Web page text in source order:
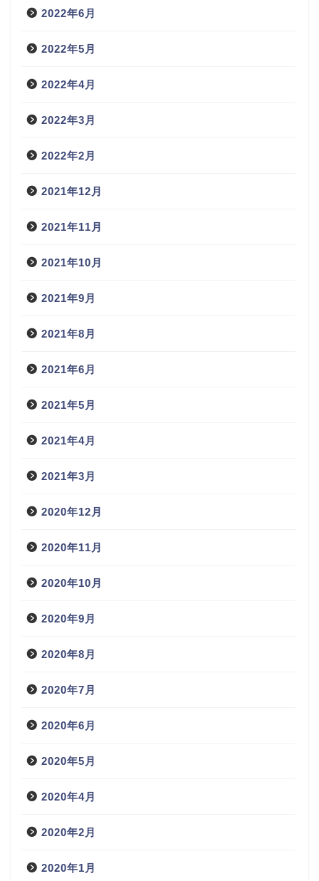
2022年6月
2022年5月
2022年4月
2022年3月
2022年2月
2021年12月
2021年11月
2021年10月
2021年9月
2021年8月
2021年6月
2021年5月
2021年4月
2021年3月
2020年12月
2020年11月
2020年10月
2020年9月
2020年8月
2020年7月
2020年6月
2020年5月
2020年4月
2020年2月
2020年1月